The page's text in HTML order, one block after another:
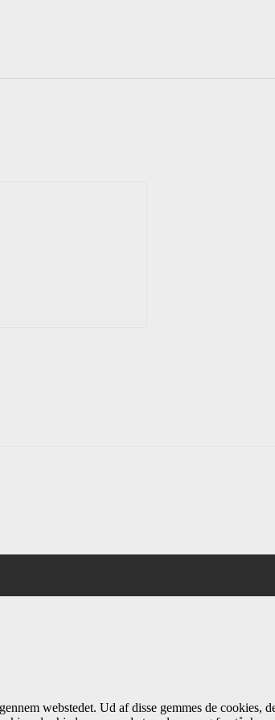
webstedet. Ud af disse gemmes de cookies,